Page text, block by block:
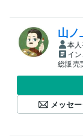
山
本
イ
総販売
メッセ